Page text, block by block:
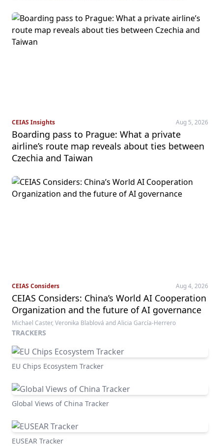
CEIAS Insights Aug 5, 2026
Boarding pass to Prague: What a private
airline’s route map reveals about ties between
Czechia and Taiwan
CEIAS Considers Aug 4, 2026
CEIAS Considers: China’s World AI Cooperation
Organization and the future of AI governance
Michael Caster, Veronika Blablová and Alicia García-Herrero
TRACKERS
EU Chips Ecosystem Tracker
Global Views of China Tracker
EUSEAR Tracker